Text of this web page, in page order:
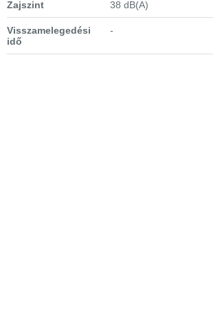
Zajszint 38 dB(A)
Visszamelegedési
idő
-